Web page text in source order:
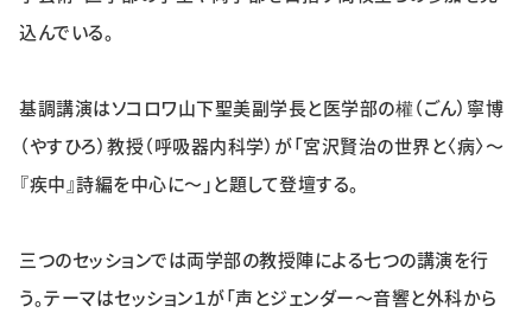
特集・企画
購読 日大文芸賞
込んでいる。
基調講演はソコロワ山下聖美副学長と医学部の權（ごん）寧博
（やすひろ）教授（呼吸器内科学）が「宮沢賢治の世界と〈病〉～
『疾中』詩編を中心に～」と題して登壇する。
三つのセッションでは両学部の教授陣による七つの講演を行
う。テーマはセッション１が「声とジェンダー～音響と外科から